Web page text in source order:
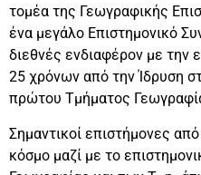
τομέα της Γεωγραφικής
ένα μεγάλο Επιστημονικό
διεθνές ενδιαφέρον με την
25 χρόνων από την Ίδρυση
πρώτου Τμήματος
Σημαντικοί επιστήμονες
κόσμο μαζί με το